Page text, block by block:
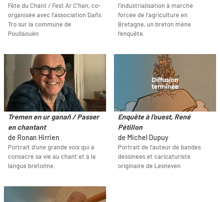
Fête du Chant / Fest Ar C'han, co-
organisée avec l'association Dañs
Tro sur la commune de
Poullaouën
l’industrialisation à marche
forcée de l’agriculture en
Bretagne, un breton mène
l’enquête.
Tremen en ur ganañ / Passer
en chantant
de Ronan Hirrien
Portrait d’une grande voix qui a
consacré sa vie au chant et à la
langue bretonne.
Enquête à l'ouest, René
Pétillon
de Michel Dupuy
Portrait de l’auteur de bandes
dessinées et caricaturiste
originaire de Lesneven